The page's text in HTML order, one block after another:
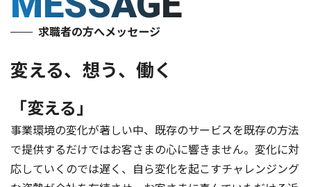
求職者の方へメッセージ
変える、想う、働く
「変える」
事業環境の変化が著しい中、既存のサービスを既存の方法
で提供するだけではお客さまの心に響きません。変化に対
応していくのでは遅く、自ら変化を起こすチャレンジング